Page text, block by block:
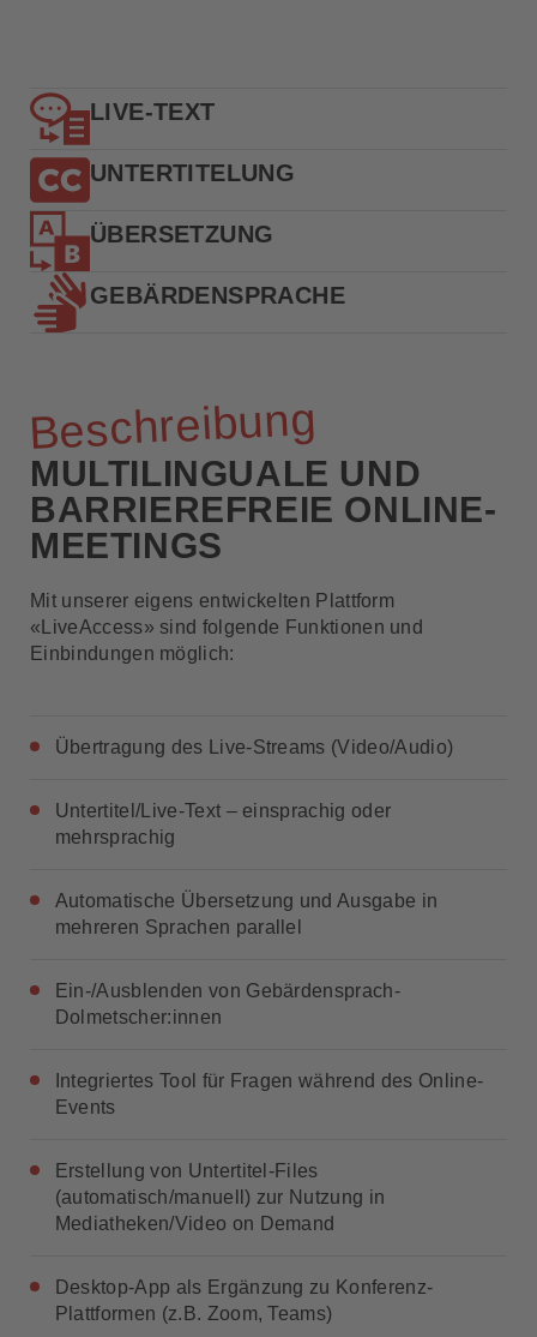
Mehr Informationen
Akzeptieren
Management Platform
LIVE-TEXT
UNTERTITELUNG
ÜBERSETZUNG
GEBÄRDENSPRACHE
Beschreibung
MULTILINGUALE UND
BARRIEREFREIE ONLINE-
MEETINGS
Mit unserer eigens entwickelten Plattform
«LiveAccess» sind folgende Funktionen und
Einbindungen möglich:
Übertragung des Live-Streams (Video/Audio)
Untertitel/Live-Text – einsprachig oder
mehrsprachig
Automatische Übersetzung und Ausgabe in
mehreren Sprachen parallel
Ein-/Ausblenden von Gebärdensprach-
Dolmetscher:innen
Integriertes Tool für Fragen während des Online-
Events
Erstellung von Untertitel-Files
(automatisch/manuell) zur Nutzung in
Mediatheken/Video on Demand
Desktop-App als Ergänzung zu Konferenz-
Plattformen (z.B. Zoom, Teams)